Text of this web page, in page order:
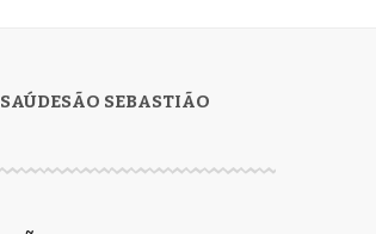
SAÚDESÃO SEBASTIÃO